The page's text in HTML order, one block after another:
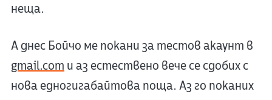
неща.
А днес Бойчо ме покани за тестов акаунт в
gmail.com и аз естествено вече се сдобих с
нова едногигабайтова поща. Аз го поканих